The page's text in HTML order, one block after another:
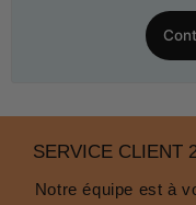
SERVICE CLIENT
Notre équipe est à